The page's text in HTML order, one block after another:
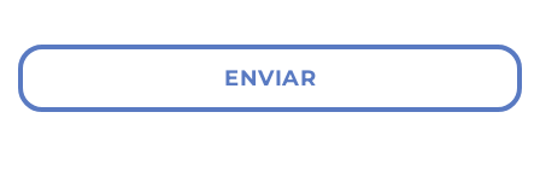
ENVIAR